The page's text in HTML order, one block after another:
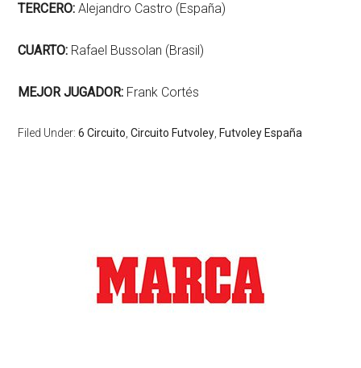
TERCERO:Alejandro Castro (España)
CUARTO: Rafael Bussolan (Brasil)
MEJOR JUGADOR: Frank Cortés
Filed Under:6 Circuito ,Circuito Futvoley Futvoley España